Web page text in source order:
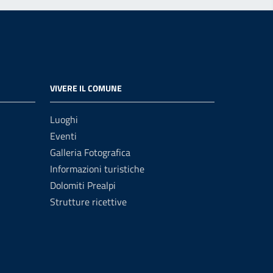
VIVERE IL COMUNE
Luoghi
Eventi
Galleria Fotografica
Informazioni turistiche
Dolomiti Prealpi
Strutture ricettive